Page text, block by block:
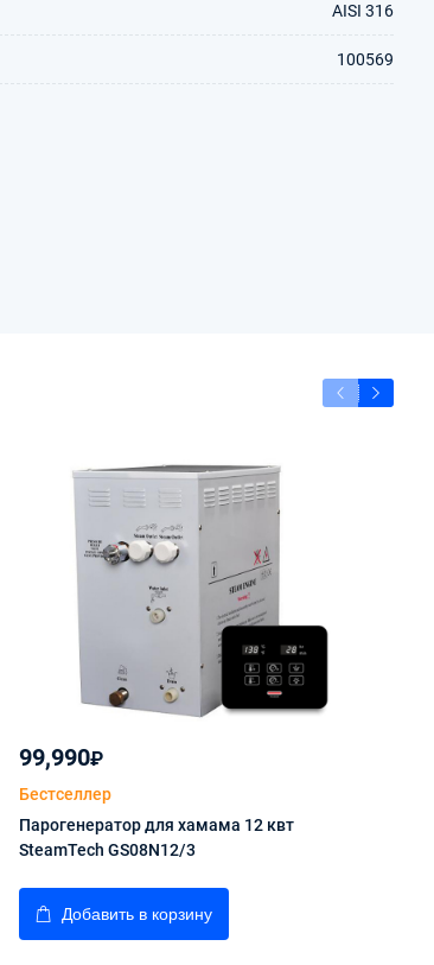
AISI 316
100569
99,990₽
Бестселлер
Парогенератор для хамама 12 квт
SteamTech GS08N12/3
Добавить в корзину